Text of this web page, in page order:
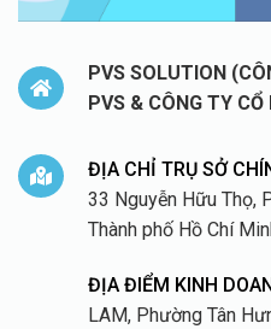
PVS SOLUTION
PVS & CÔNG TY
ĐỊA CHỈ TRỤ SỞ
33 Nguyễn Hữu Thọ,
Thành phố Hồ Chí
ĐỊA ĐIỂM KINH
LAM, Phường Tân